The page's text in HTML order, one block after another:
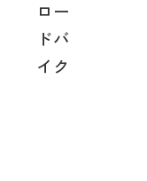
ロー
ドバ
イク